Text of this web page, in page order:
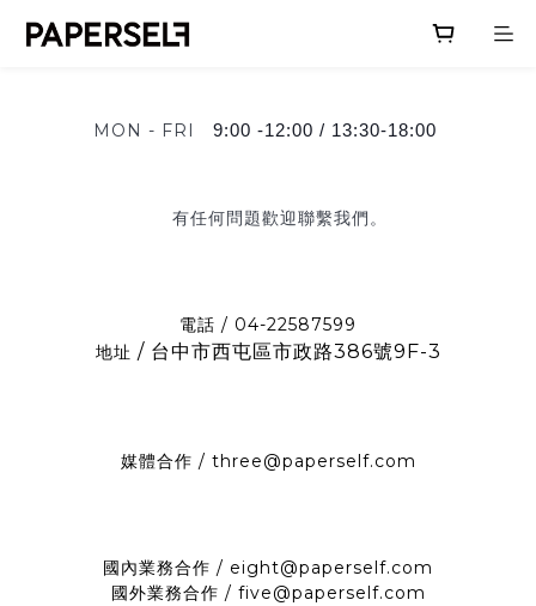
MON - FRI 9:00 -12:00 / 13:30-18:00
有任何問題歡迎聯繫我們。
電話 / 04-22587599
地址 / 台中市西屯區市政路386號9F-3
媒體合作 / three@paperself.com
國內業務合作 / eight@paperself.com
國外業務合作 / five@paperself.com